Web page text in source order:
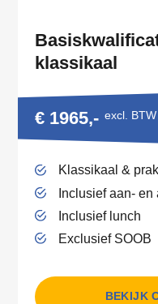
klassikaal
€ 1965,- excl. BTW
Klassikaal &
Inclusief aan-
Inclusief lunch
Exclusief SOOB
BEKIJK